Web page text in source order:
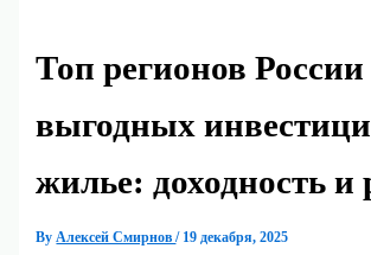
Топ регионов
выгодных
жилье: доходность и
ByАлексей Смирнов/ 19 декабря, 2025